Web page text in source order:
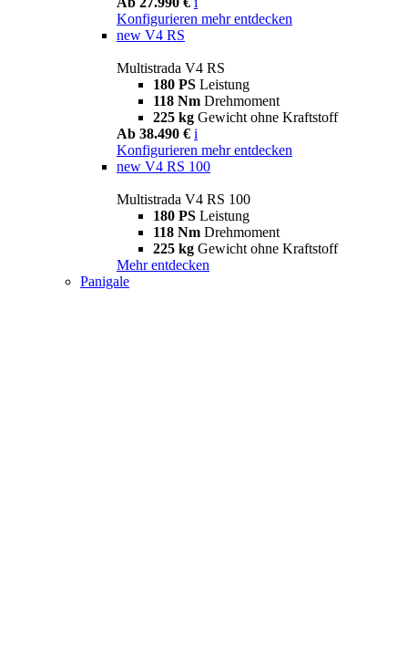
Konfigurieren mehr entdecken
new V4 RS
Multistrada V4 RS
180 PS Leistung
118 Nm Drehmoment
225 kg Gewicht ohne Kraftstoff
Ab 38.490 € i
Konfigurieren mehr entdecken
new V4 RS 100
Multistrada V4 RS 100
180 PS Leistung
118 Nm Drehmoment
225 kg Gewicht ohne Kraftstoff
Mehr entdecken
Panigale